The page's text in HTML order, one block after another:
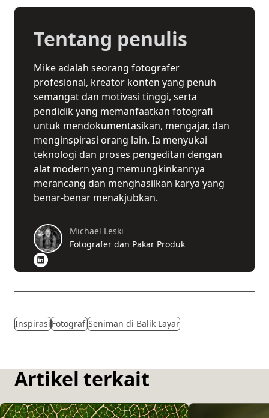
Tentang penulis
Mike adalah seorang fotografer
profesional, kreator konten yang penuh
semangat dan motivasi tinggi, serta
pendidik yang memanfaatkan fotografi
untuk mendokumentasikan, mengajar, dan
menginspirasi orang lain. Ia menyukai
teknologi dan proses pengeditan dengan
alat modern yang memungkinkannya
merancang dan menghasilkan karya yang
benar-benar menakjubkan.
Michael Leski
Fotografer dan Pakar Produk
InspirasiFotografiSeniman di Balik Layar
Artikel terkait